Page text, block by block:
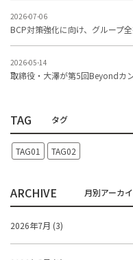
2026-07-06
BCP対策強化に向け、グループ
2026-05-14
取締役・大澤が第5回Beyondカ
TAG
TAG01 TAG02
ARCHIVE
2026年7月 (3)